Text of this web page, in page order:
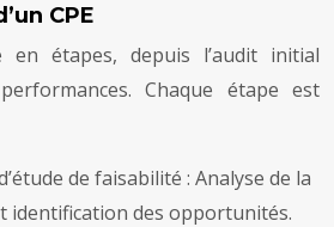
CPE
en étapes, depuis l’audit initial
Chaque étape est
de faisabilité : Analyse de la
identification des opportunités.